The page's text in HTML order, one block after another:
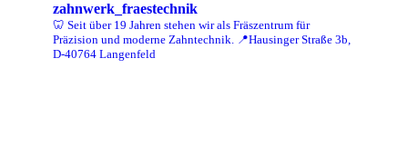
zahnwerk_fraestechnik
🦷 Seit über 19 Jahren stehen wir als Fräszentrum für
Präzision und moderne Zahntechnik. 📍Hausinger Straße 3b,
D-40764 Langenfeld